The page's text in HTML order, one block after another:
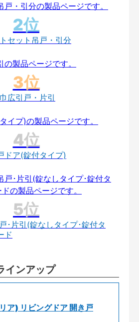
セット吊戸・引分
巾広引戸・片引
ドア(錠付タイプ)
･片引(錠なしタイプ･錠付タ
ド
インアップ
ア) リビングドア 開き戸